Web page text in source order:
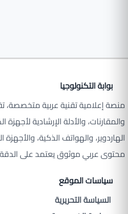
بوابة التكنولوجيا
منصة إعلامية تقنية عربية متخصصة،
والمقارنات، والأدلة الإرشادية لأجهزة
الهاردوير، والهواتف الذكية، والأجهزة
محتوى عربي موثوق يعتمد على
سياسات الموقع
السياسة التحريرية